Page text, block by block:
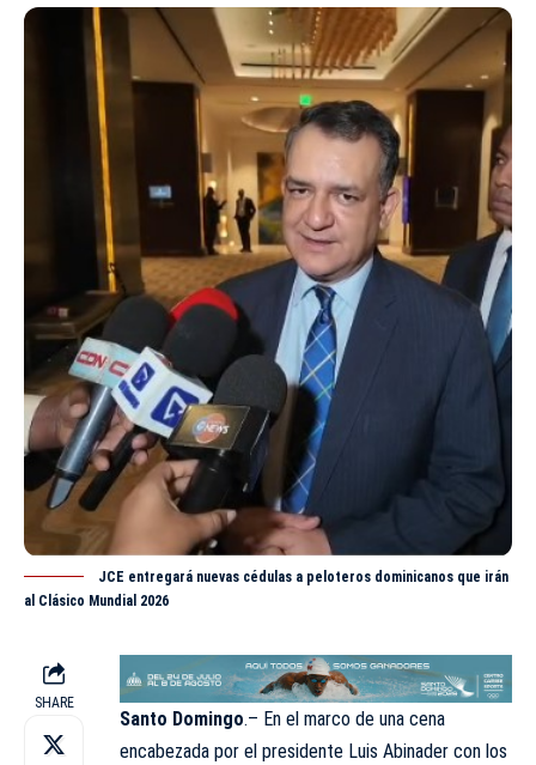
JCE entregará nuevas cédulas a peloteros dominicanos que irán
al Clásico Mundial 2026
SHARE
Santo Domingo.– En el marco de una cena
encabezada por el presidente Luis Abinader con los